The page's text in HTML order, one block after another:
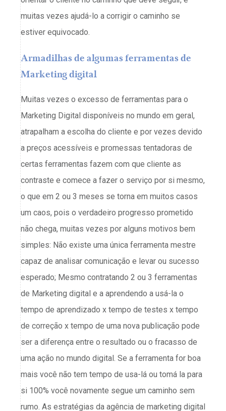
muitas vezes ajudá-lo a corrigir o caminho se
estiver equivocado.
Armadilhas de algumas ferramentas de
Marketing digital
Muitas vezes o excesso de ferramentas para o
Marketing Digital disponíveis no mundo em geral,
atrapalham a escolha do cliente e por vezes devido
a preços acessíveis e promessas tentadoras de
certas ferramentas fazem com que cliente as
contraste e comece a fazer o serviço por si mesmo,
o que em 2 ou 3 meses se torna em muitos casos
um caos, pois o verdadeiro progresso prometido
não chega, muitas vezes por alguns motivos bem
simples: Não existe uma única ferramenta mestre
capaz de analisar comunicação e levar ou sucesso
esperado; Mesmo contratando 2 ou 3 ferramentas
de Marketing digital e a aprendendo a usá-la o
tempo de aprendizado x tempo de testes x tempo
de correção x tempo de uma nova publicação pode
ser a diferença entre o resultado ou o fracasso de
uma ação no mundo digital. Se a ferramenta for boa
mais você não tem tempo de usa-lá ou tomá la para
si 100% você novamente segue um caminho sem
rumo. As estratégias da agência de marketing digital